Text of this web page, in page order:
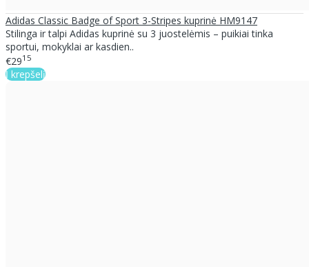
Adidas Classic Badge of Sport 3-Stripes kuprinė HM9147
Stilinga ir talpi Adidas kuprinė su 3 juostelėmis – puikiai tinka
sportui, mokyklai ar kasdien..
€2915
Į krepšelį